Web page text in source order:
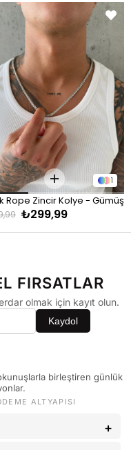
M
L
XL
BEDEN
29
30
31
32
34
36
1
Rope Zincir Kolye - Gümüş
₺299,99
FIRSATLAR
olmak için kayıt olun.
Kaydol
birleştiren günlük
ALTYAPISI